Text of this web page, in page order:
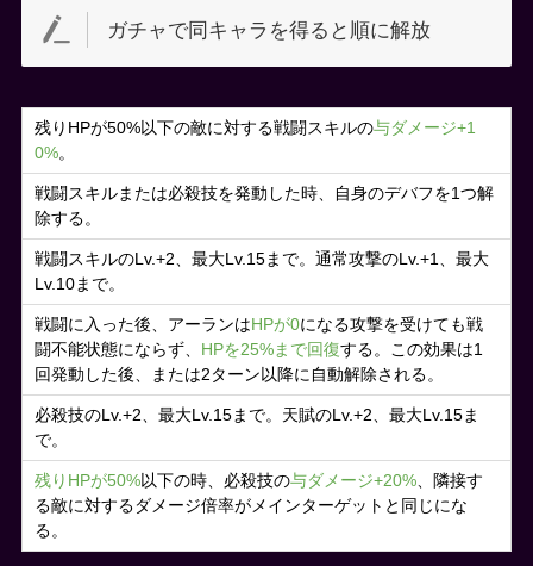
ガチャで同キャラを得ると順に解放
残りHPが50%以下の敵に対する戦闘スキルの与ダメージ+1
0%。
戦闘スキルまたは必殺技を発動した時、自身のデバフを1つ解
除する。
戦闘スキルのLv.+2、最大Lv.15まで。通常攻撃のLv.+1、最大
Lv.10まで。
戦闘に入った後、アーランは HPが0になる攻撃を受けても戦
闘不能状態にならず、
HPを25%まで回復する。この効果は1
回発動した後、または2ターン以降に自動解除される。
必殺技のLv.+2、最大Lv.15まで。天賦のLv.+2、最大Lv.15ま
で。
残りHPが50%以下の時、必殺技の与ダメージ+20% 、隣接す
る敵に対するダメージ倍率がメインターゲットと同じにな
る。